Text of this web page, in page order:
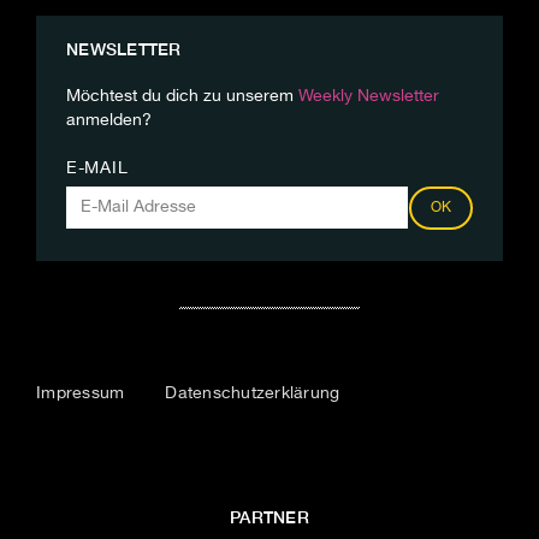
NEWSLETTER
Möchtest du dich zu unserem Weekly Newsletter
anmelden?
E-MAIL
OK
Impressum Datenschutzerklärung
PARTNER